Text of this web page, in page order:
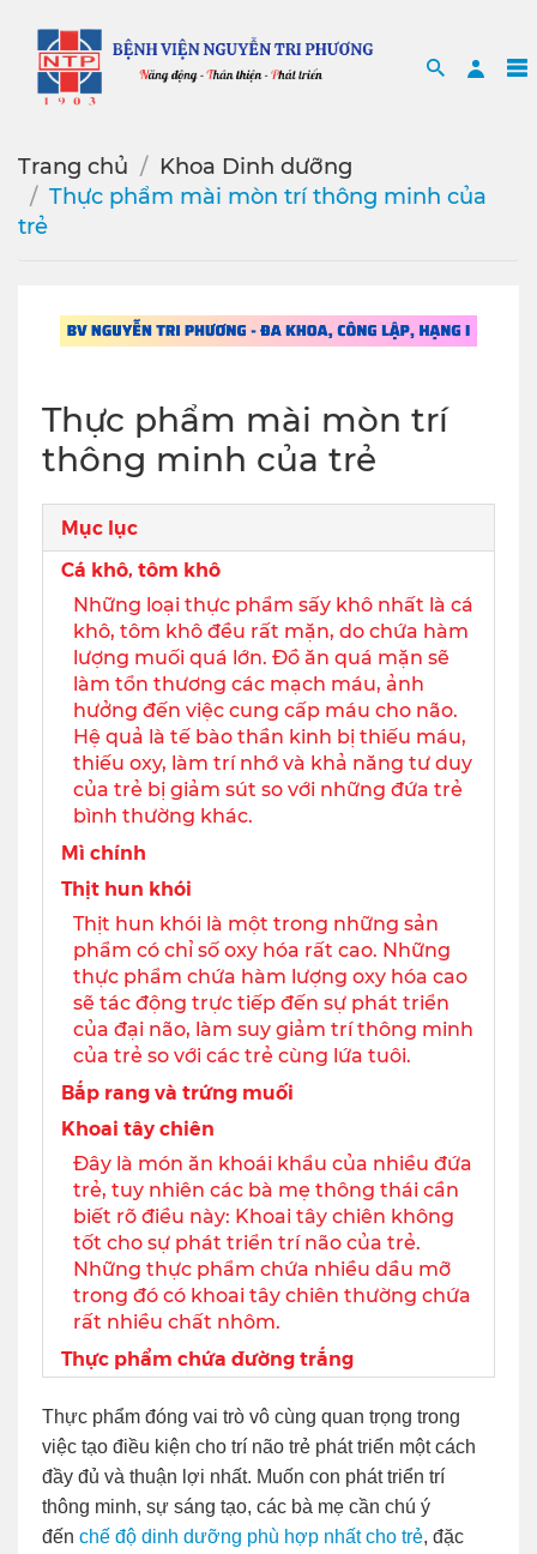
Search
Trang chủ
Khoa Dinh dưỡng
Thực phẩm mài mòn trí thông minh của
trẻ
Thực phẩm mài mòn trí
thông minh của trẻ
Mục lục
Cá khô, tôm khô
Những loại thực phẩm sấy khô nhất là cá
khô, tôm khô đều rất mặn, do chứa hàm
lượng muối quá lớn. Đồ ăn quá mặn sẽ
làm tổn thương các mạch máu, ảnh
hưởng đến việc cung cấp máu cho não.
Hệ quả là tế bào thần kinh bị thiếu máu,
thiếu oxy, làm trí nhớ và khả năng tư duy
của trẻ bị giảm sút so với những đứa trẻ
bình thường khác.
Mì chính
Thịt hun khói
Thịt hun khói là một trong những sản
phẩm có chỉ số oxy hóa rất cao. Những
thực phẩm chứa hàm lượng oxy hóa cao
sẽ tác động trực tiếp đến sự phát triển
của đại não, làm suy giảm trí thông minh
của trẻ so với các trẻ cùng lứa tuôi.
Bắp rang và trứng muối
Khoai tây chiên
Đây là món ăn khoái khẩu của nhiều đứa
trẻ, tuy nhiên các bà mẹ thông thái cần
biết rõ điều này: Khoai tây chiên không
tốt cho sự phát triển trí não của trẻ.
Những thực phẩm chứa nhiều dầu mỡ
trong đó có khoai tây chiên thường chứa
rất nhiều chất nhôm.
Thực phẩm chứa đường trắng
Thực phẩm đóng vai trò vô cùng quan trọng trong
việc tạo điều kiện cho trí não trẻ phát triển một cách
đầy đủ và thuận lợi nhất. Muốn con phát triển trí
thông minh, sự sáng tạo, các bà mẹ cần chú ý
đến chế độ dinh dưỡng phù hợp nhất cho trẻ, đặc